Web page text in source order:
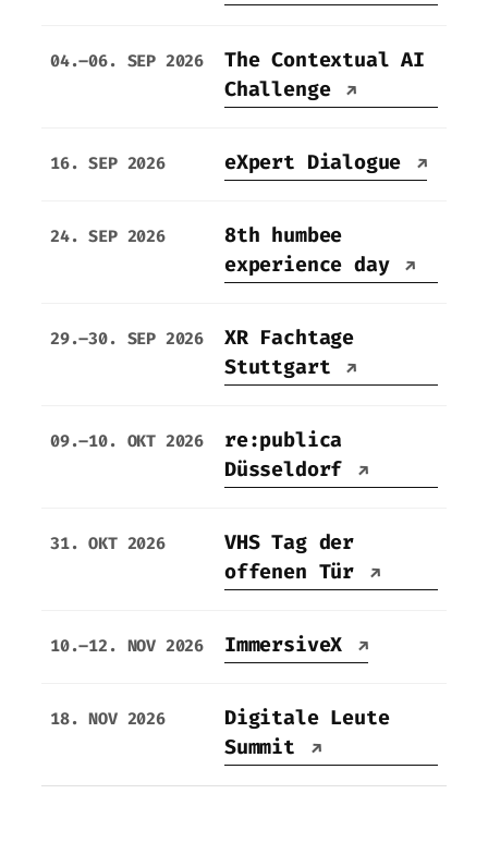
04.–06. SEP 2026
The Contextual AI
Challenge
↗
16. SEP 2026 eXpert Dialogue ↗
24. SEP 2026
8th humbee
experience day
↗
29.–30. SEP 2026
XR Fachtage
Stuttgart
↗
09.–10. OKT 2026
re:publica
Düsseldorf
↗
31. OKT 2026
VHS Tag der
offenen Tür
↗
10.–12. NOV 2026 ImmersiveX ↗
18. NOV 2026
Digitale Leute
Summit
↗